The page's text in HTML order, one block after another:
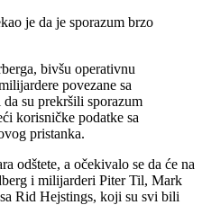
je da je sporazum brzo
bivšu operativnu
povezane sa
su prekršili sporazum
korisničke podatke sa
pristanka.
odštete, a očekivalo se da će na
i milijarderi Piter Til, Mark
Rid Hejstings, koji su svi bili